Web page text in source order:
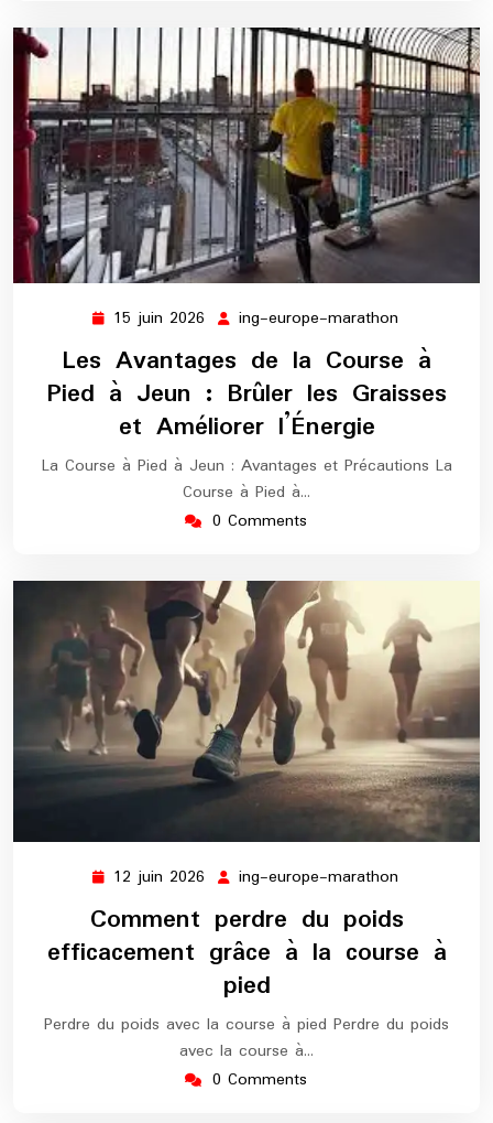
15 juin 2026 15
2026
ing-europe-marathon
europe-
marathon
Les Avantages de la Course à
Pied à Jeun : Brûler les Graisses
et Améliorer l’Énergie
La Course à Pied à Jeun : Avantages et Précautions La
Course à Pied à…
0 Comments
12 juin 2026 12
2026
ing-europe-marathon
marathon
Comment perdre du poids
efficacement grâce à la course à
pied
Perdre du poids avec la course à pied Perdre du poids
avec la course à…
0 Comments